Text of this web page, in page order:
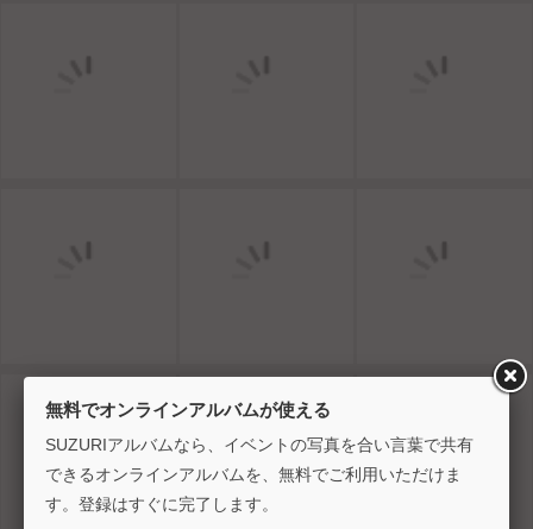
無料でオンラインアルバムが使える
SUZURIアルバムなら、イベントの写真を合い言葉で共有
できるオンラインアルバムを、無料でご利用いただけま
す。登録はすぐに完了します。